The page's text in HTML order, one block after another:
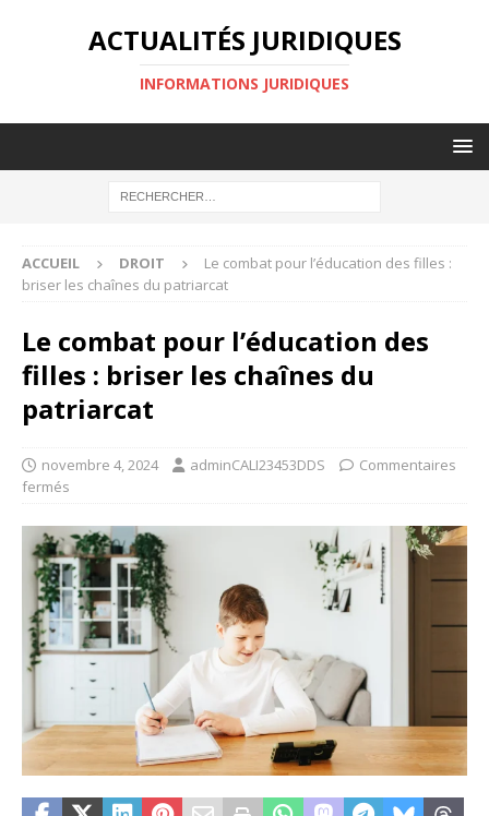
ACTUALITÉS JURIDIQUES
INFORMATIONS JURIDIQUES
ACCUEIL DROIT
Le combat pour l’éducation des filles :
briser les chaînes du patriarcat
Le combat pour l’éducation des
filles : briser les chaînes du
patriarcat
novembre 4, 2024 adminCALI23453DDS
Commentaires
fermés